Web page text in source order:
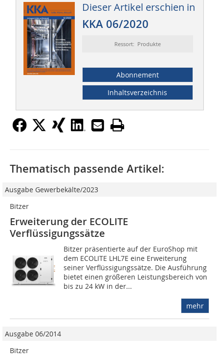
Dieser Artikel erschien in
KKA 06/2020
Ressort: Produkte
Abonnement
Inhaltsverzeichnis
Thematisch passende Artikel:
Ausgabe Gewerbekälte/2023
Bitzer
Erweiterung der ECOLITE
Verflüssigungssätze
Bitzer präsentierte auf der EuroShop mit
dem ECOLITE LHL7E eine Erweiterung
seiner Verflüssigungssätze. Die Ausführung
bietet einen größeren Leistungsbereich von
bis zu 24 kW in der...
mehr
Ausgabe 06/2014
Bitzer